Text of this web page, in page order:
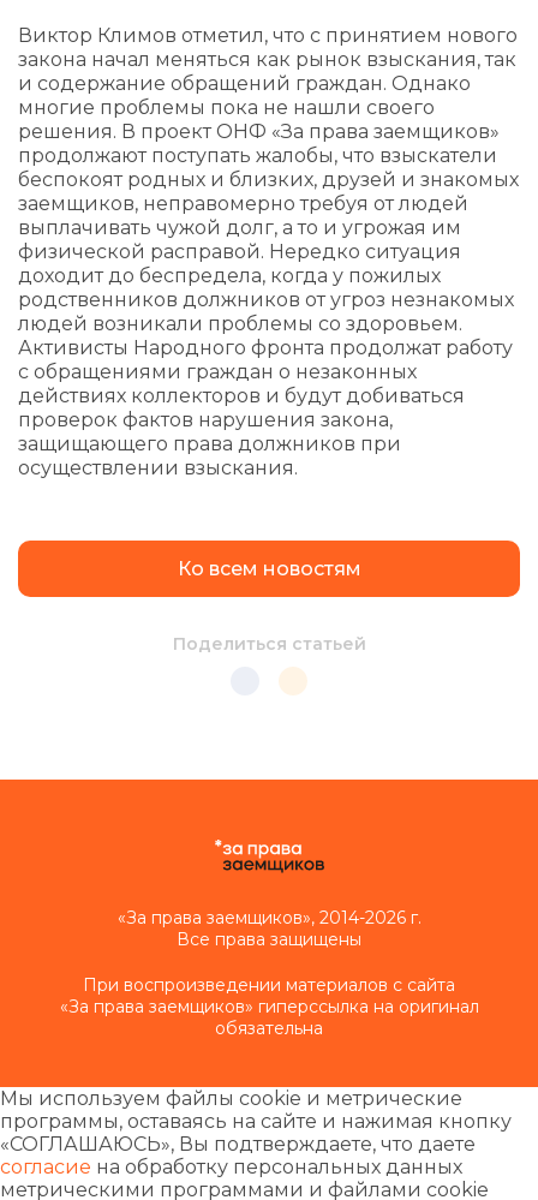
Виктор Климов отметил, что с принятием нового
закона начал меняться как рынок взыскания, так
и содержание обращений граждан. Однако
многие проблемы пока не нашли своего
решения. В проект ОНФ «За права заемщиков»
продолжают поступать жалобы, что взыскатели
беспокоят родных и близких, друзей и знакомых
заемщиков, неправомерно требуя от людей
выплачивать чужой долг, а то и угрожая им
физической расправой. Нередко ситуация
доходит до беспредела, когда у пожилых
родственников должников от угроз незнакомых
людей возникали проблемы со здоровьем.
Активисты Народного фронта продолжат работу
с обращениями граждан о незаконных
действиях коллекторов и будут добиваться
проверок фактов нарушения закона,
защищающего права должников при
осуществлении взыскания.
Ко всем новостям
Поделиться статьей
«За права заемщиков», 2014-2026 г.
Все права защищены
При воспроизведении материалов с сайта
«За права заемщиков» гиперссылка на оригинал
обязательна
Мы используем файлы cookie и метрические
программы, оставаясь на сайте и нажимая кнопку
«СОГЛАШАЮСЬ», Вы подтверждаете, что даете
согласие на обработку персональных данных
метрическими программами и файлами cookie